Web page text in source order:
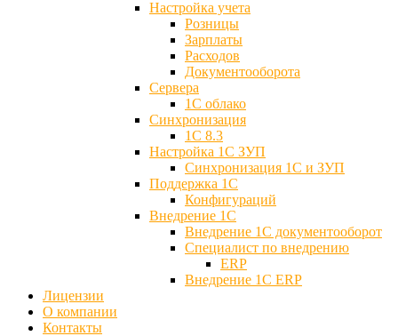
Настройка учета
Розницы
Зарплаты
Расходов
Документооборота
Сервера
1С облако
Синхронизация
1С 8.3
Настройка 1С ЗУП
Синхронизация 1С и ЗУП
Поддержка 1С
Конфигураций
Внедрение 1С
Внедрение 1С документооборот
Специалист по внедрению
ERP
Внедрение 1С ERP
Лицензии
О компании
Контакты